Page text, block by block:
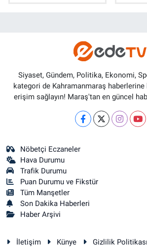
Siyaset, Gündem, Politika, Ekonomi,
kategori de Kahramanmaraş haberlerine
erişim sağlayın! Maraş'tan en güncel
Nöbetçi Eczaneler
Hava Durumu
Trafik Durumu
Puan Durumu ve Fikstür
Tüm Manşetler
Son Dakika Haberleri
Haber Arşivi
İletişim Künye Gizlilik Politikası